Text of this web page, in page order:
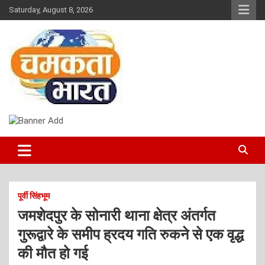
Skip
to
Saturday, August 8, 2026
CHAMAKTA BHARAT
पूर्वी सिंहभूम
जमशेदपुर के सोनारी थाना क्षेत्र अंतर्गत
गुरूद्वारे के समीप ह्रदय गति रुकने से एक वृद्ध
की मौत हो गई